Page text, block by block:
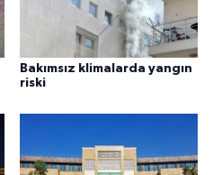
Bakımsız klimalarda yangın
riski